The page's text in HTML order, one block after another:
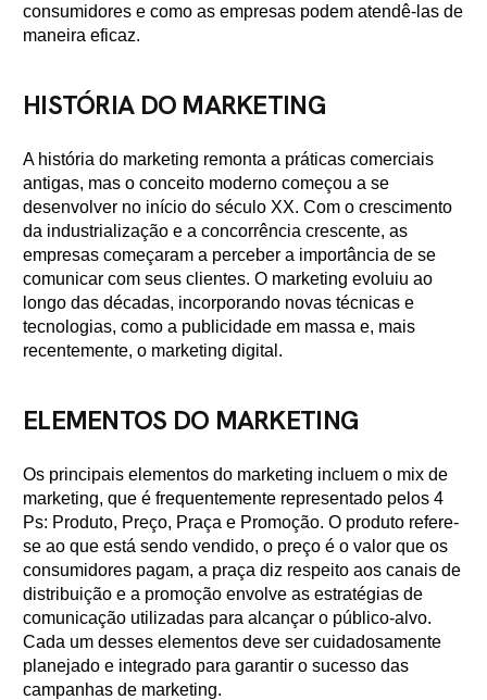
consumidores e como as empresas podem atendê-las de
maneira eficaz.
HISTÓRIA DO MARKETING
A história do marketing remonta a práticas comerciais
antigas, mas o conceito moderno começou a se
desenvolver no início do século XX. Com o crescimento
da industrialização e a concorrência crescente, as
empresas começaram a perceber a importância de se
comunicar com seus clientes. O marketing evoluiu ao
longo das décadas, incorporando novas técnicas e
tecnologias, como a publicidade em massa e, mais
recentemente, o marketing digital.
ELEMENTOS DO MARKETING
Os principais elementos do marketing incluem o mix de
marketing, que é frequentemente representado pelos 4
Ps: Produto, Preço, Praça e Promoção. O produto refere-
se ao que está sendo vendido, o preço é o valor que os
consumidores pagam, a praça diz respeito aos canais de
distribuição e a promoção envolve as estratégias de
comunicação utilizadas para alcançar o público-alvo.
Cada um desses elementos deve ser cuidadosamente
planejado e integrado para garantir o sucesso das
campanhas de marketing.